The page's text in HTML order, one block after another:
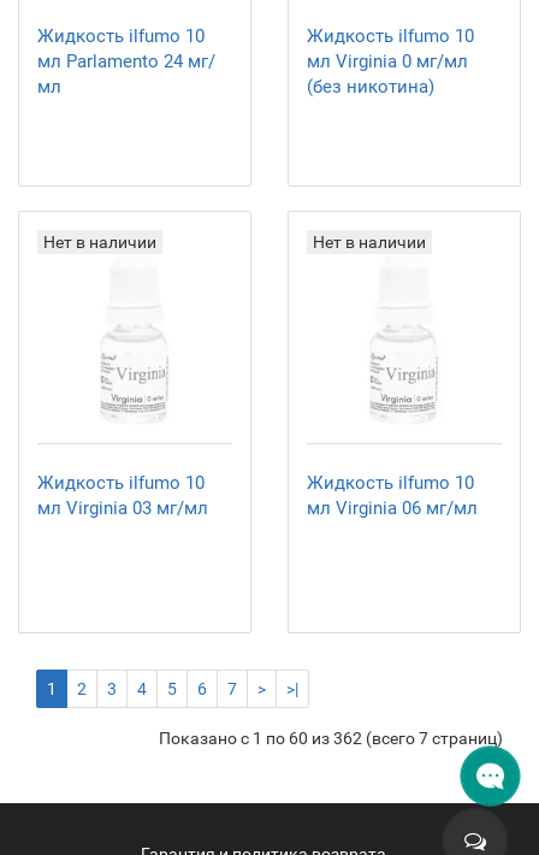
Жидкость ilfumo 10
мл Parlamento 24 мг/
мл
Жидкость ilfumo 10
мл Virginia 0 мг/мл
(без никотина)
Нет в наличии
Жидкость ilfumo 10
мл Virginia 03 мг/мл
Нет в наличии
Жидкость ilfumo 10
мл Virginia 06 мг/мл
1 2 3 4 5 6 7 > >|
Показано с 1 по 60 из 362 (всего 7 страниц)